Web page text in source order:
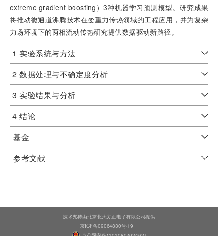
extreme gradient boosting）3种机器学习预测模型。研究成果
将推动微通道沸腾技术在变重力传热领域的工程应用，并为复杂
力场环境下的两相流动传热研究提供数据驱动新路径。
1 实验系统与方法
2 数据处理与不确定度分析
3 实验结果与分析
4 结论
基金
参考文献
技术支持由北京北大方正电子有限公司提供
京ICP备09064830号-19